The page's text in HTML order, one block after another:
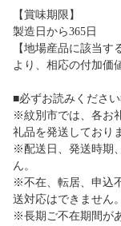
【賞味期限】
製造日から365日
【地場産品に該当
より、相応の付加価
■必ずお読みくださ
※紋別市では、各お
礼品を発送しており
※配送日、発送時期
ん。
※不在、転居、申込
送対応はできません。
※長期ご不在期間が